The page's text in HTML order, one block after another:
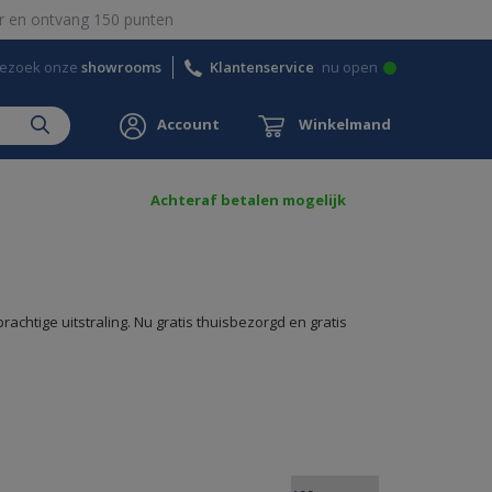
en ontvang 150 punten
onze showrooms Klantenservice nu open
Account Winkelmand
Achteraf betalen mogelijk
uitstraling. Nu gratis thuisbezorgd en gratis